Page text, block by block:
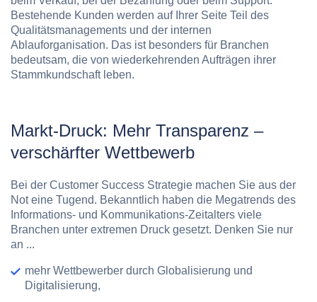
Bestehende Kunden werden auf Ihrer Seite Teil des
Qualitätsmanagements und der internen
Ablauforganisation. Das ist besonders für Branchen
bedeutsam, die von wiederkehrenden Aufträgen ihrer
Stammkundschaft leben.
Markt-Druck: Mehr Transparenz –
verschärfter Wettbewerb
Bei der Customer Success Strategie machen Sie aus der
Not eine Tugend. Bekanntlich haben die Megatrends des
Informations- und Kommunikations-Zeitalters viele
Branchen unter extremen Druck gesetzt. Denken Sie nur
an ...
mehr Wettbewerber durch Globalisierung und
Digitalisierung,